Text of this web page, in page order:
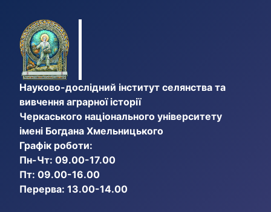
Науково-дослідний інститут селянства та
вивчення аграрної історії
Черкаського національного університету
імені Богдана Хмельницького
Графік роботи:
Пн-Чт: 09.00-17.00
Пт: 09.00-16.00
Перерва: 13.00-14.00